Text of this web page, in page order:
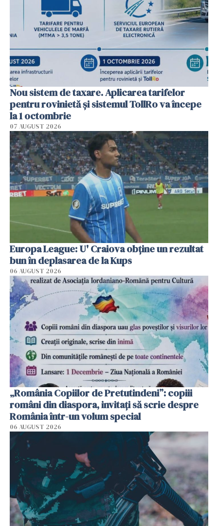
Nou sistem de taxare. Aplicarea tarifelor
pentru rovinietă şi sistemul TollRo va începe
la 1 octombrie
07 AUGUST 2026
Europa League: U' Craiova obține un rezultat
bun în deplasarea de la Kups
06 AUGUST 2026
„România Copiilor de Pretutindeni”: copiii
români din diaspora, invitați să scrie despre
România într-un volum special
06 AUGUST 2026